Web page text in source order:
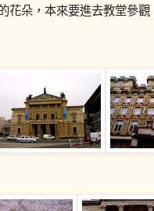
朵，本來要進去教堂參觀